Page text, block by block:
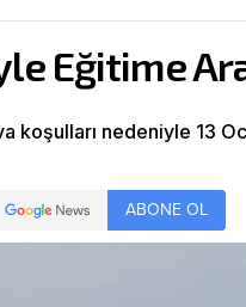
Eğitime
koşulları nedeniyle 13
ABONE OL